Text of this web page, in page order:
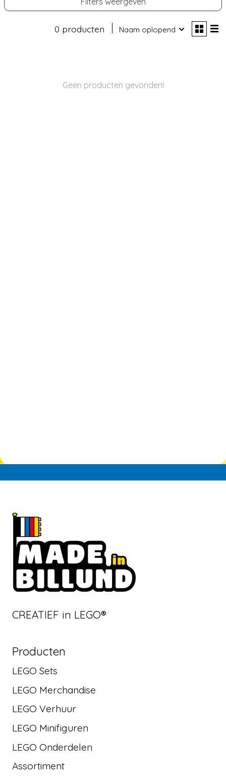
0 producten Naam oplopend
Geen producten gevonden!
CREATIEF in LEGO®
Producten
LEGO Sets
LEGO Merchandise
LEGO Verhuur
LEGO Minifiguren
LEGO Onderdelen
Assortiment